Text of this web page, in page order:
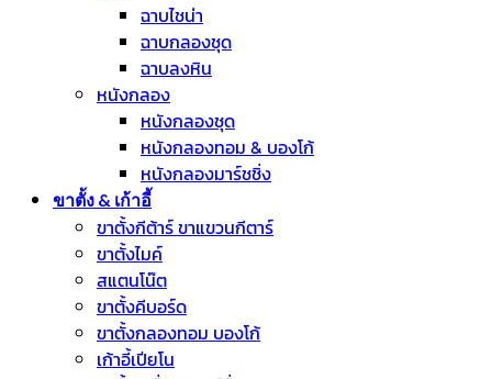
ฉาบไชน่า
ฉาบกลองชุด
ฉาบลงหิน
หนังกลอง
หนังกลองชุด
หนังกลองทอม & บองโก้
หนังกลองมาร์ชชิ่ง
ขาตั้ง & เก้าอี้
ขาตั้งกีต้าร์ ขาแขวนกีตาร์
ขาตั้งไมค์
สแตนโน๊ต
ขาตั้งคีบอร์ด
ขาตั้งกลองทอม บองโก้
เก้าอี้เปียโน